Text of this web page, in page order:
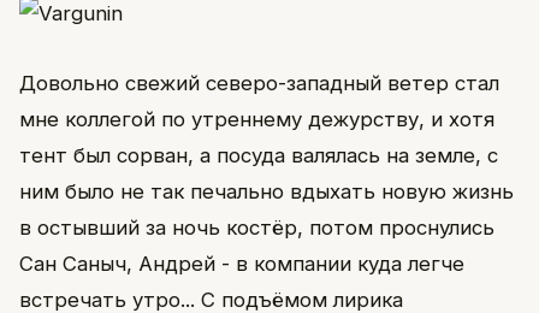
Довольно свежий северо-западный ветер стал
мне коллегой по утреннему дежурству, и хотя
тент был сорван, а посуда валялась на земле, с
ним было не так печально вдыхать новую жизнь
в остывший за ночь костёр, потом проснулись
Сан Саныч, Андрей - в компании куда легче
встречать утро... С подъёмом лирика